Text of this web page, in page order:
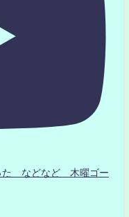
た などなど 木曜ゴー